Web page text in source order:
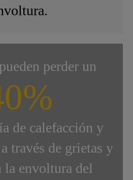
perder un
de calefacción y
través de grietas y
la envoltura del